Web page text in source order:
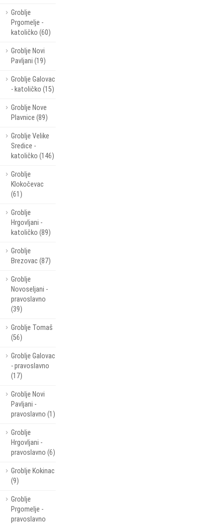
Groblje
Prgomelje -
katoličko (60)
Groblje Novi
Pavljani (19)
Groblje Galovac
- katoličko (15)
Groblje Nove
Plavnice (89)
Groblje Velike
Sredice -
katoličko (146)
Groblje
Klokočevac
(61)
Groblje
Hrgovljani -
katoličko (89)
Groblje
Brezovac (87)
Groblje
Novoseljani -
pravoslavno
(39)
Groblje Tomaš
(56)
Groblje Galovac
- pravoslavno
(17)
Groblje Novi
Pavljani -
pravoslavno (1)
Groblje
Hrgovljani -
pravoslavno (6)
Groblje Kokinac
(9)
Groblje
Prgomelje -
pravoslavno